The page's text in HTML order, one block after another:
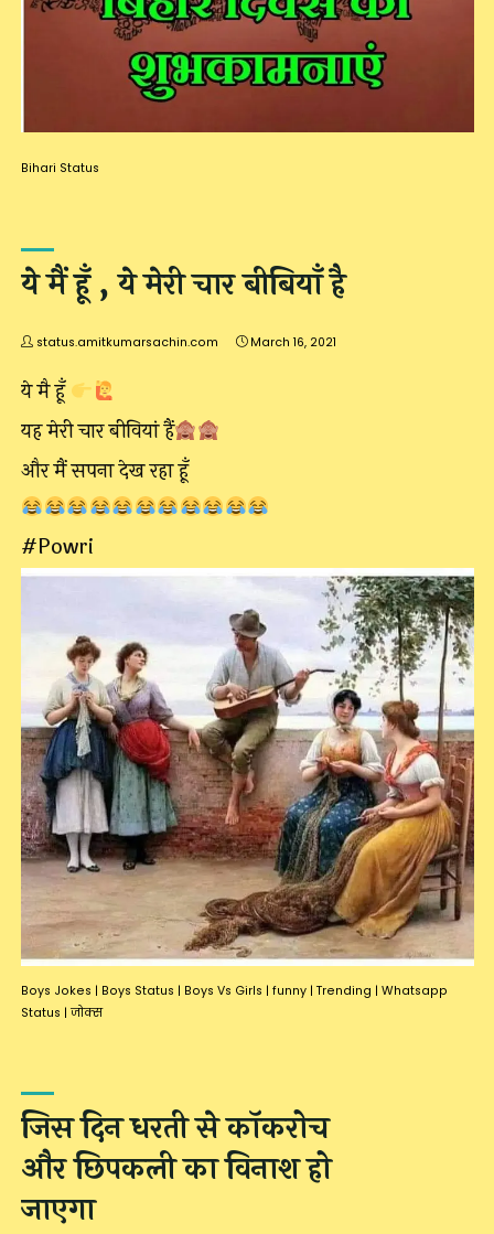
Bihari Status
ये मैं हूँ , ये मेरी चार बीबियाँ है
status.amitkumarsachin.com March 16, 2021
ये मै हूँ
यह मेरी चार बीवियां हैं
और मैं सपना देख रहा हूँ
#Powri
Boys Jokes | Boys Status | Boys Vs Girls | funny | Trending | Whatsapp
Status | जोक्स
जिस दिन धरती से कॉकरोच
और छिपकली का विनाश हो
जाएगा